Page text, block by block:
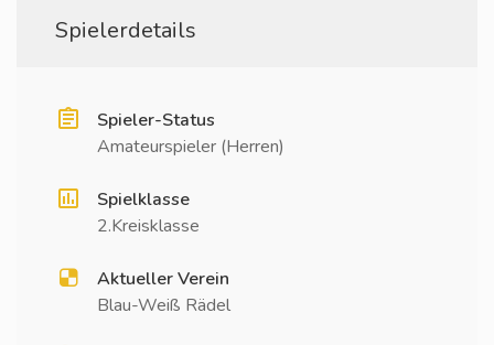
Spielerdetails
Spieler-Status
Amateurspieler (Herren)
Spielklasse
2.Kreisklasse
Aktueller Verein
Blau-Weiß Rädel